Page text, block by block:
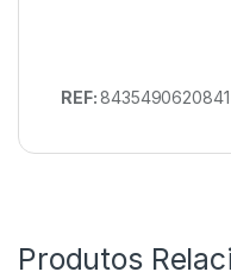
REF:8435490620841
Produtos